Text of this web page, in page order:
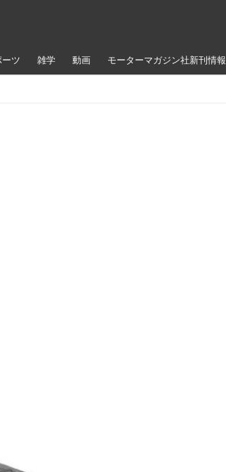
ーツ 雑学 動画 モーターマガジン社新刊情報